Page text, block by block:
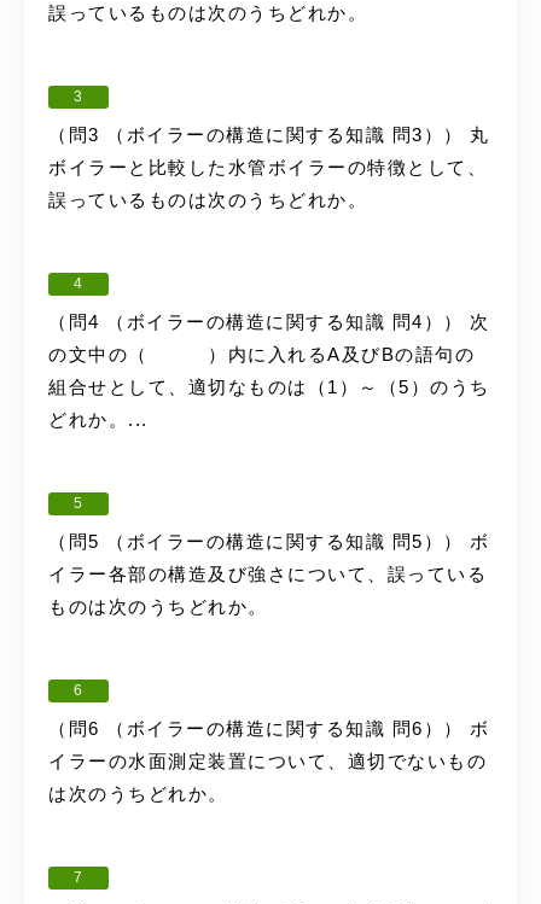
誤っているものは次のうちどれか。
3
（問3 （ボイラーの構造に関する知識 問3）） 丸
ボイラーと比較した水管ボイラーの特徴として、
誤っているものは次のうちどれか。
4
（問4 （ボイラーの構造に関する知識 問4）） 次
の文中の（ ）内に入れるA及びBの語句の
組合せとして、適切なものは（1）～（5）のうち
どれか。...
5
（問5 （ボイラーの構造に関する知識 問5）） ボ
イラー各部の構造及び強さについて、誤っている
ものは次のうちどれか。
6
（問6 （ボイラーの構造に関する知識 問6）） ボ
イラーの水面測定装置について、適切でないもの
は次のうちどれか。
7